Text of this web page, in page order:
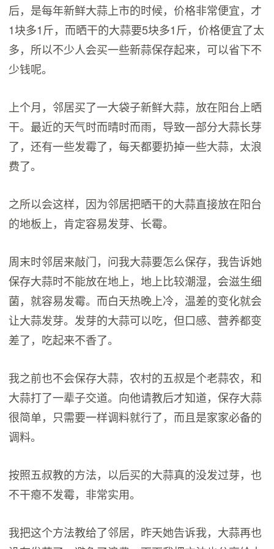
后，是每年新鲜大蒜上市的时候，价格非常便宜，才
1块多1斤，而晒干的大蒜要5块多1斤，价格便宜了太
多，所以不少人会买一些新蒜保存起来，可以省下不
少钱呢。
上个月，邻居买了一大袋子新鲜大蒜，放在阳台上晒
干。最近的天气时而晴时而雨，导致一部分大蒜长芽
了，还有一些发霉了，每天都要扔掉一些大蒜，太浪
费了。
之所以会这样，因为邻居把晒干的大蒜直接放在阳台
的地板上，肯定容易发芽、长霉。
周末时邻居来敲门，问我大蒜要怎么保存，我告诉她
保存大蒜时不能放在地上，地上比较潮湿，会滋生细
菌，就容易发霉。而白天热晚上冷，温差的变化就会
让大蒜发芽。发芽的大蒜可以吃，但口感、营养都变
差了，吃起来不香了。
我之前也不会保存大蒜，农村的五叔是个老蒜农，和
大蒜打了一辈子交道。向他请教后才知道，保存大蒜
很简单，只需要一样调料就行了，而且是家家必备的
调料。
按照五叔教的方法，以后买的大蒜真的没发过芽，也
不干瘪不发霉，非常实用。
我把这个方法教给了邻居，昨天她告诉我，大蒜再也